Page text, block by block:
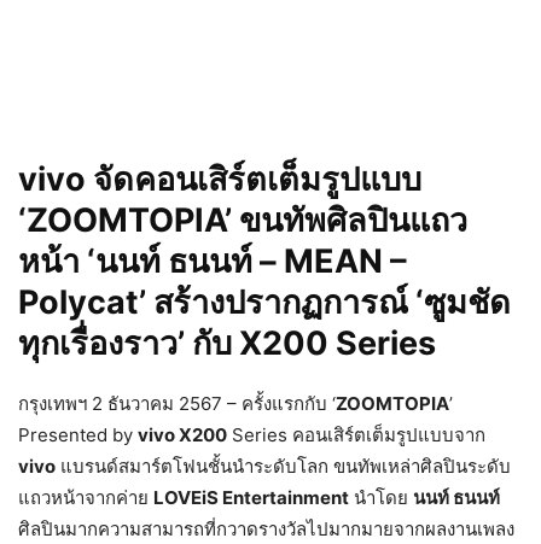
vivo จัดคอนเสิร์ตเต็มรูปแบบ
‘ZOOMTOPIA’ ขนทัพศิลปินแถว
หน้า ‘นนท์ ธนนท์ – MEAN –
Polycat’ สร้างปรากฏการณ์ ‘ซูมชัด
ทุกเรื่องราว’ กับ X200 Series
กรุงเทพฯ 2 ธันวาคม 2567 – ครั้งแรกกับ ‘ZOOMTOPIA’
Presented by vivo X200 Series คอนเสิร์ตเต็มรูปแบบจาก
vivo แบรนด์สมาร์ตโฟนชั้นนำระดับโลก ขนทัพเหล่าศิลปินระดับ
แถวหน้าจากค่าย LOVEiS Entertainment นำโดย นนท์ ธนนท์
ศิลปินมากความสามารถที่กวาดรางวัลไปมากมายจากผลงานเพลง